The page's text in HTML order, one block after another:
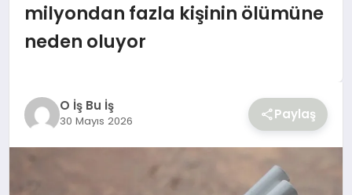
SPOR
milyondan fazla kişinin ölümüne
neden oluyor
O İş Bu İş
30 Mayıs 2026 Paylaş